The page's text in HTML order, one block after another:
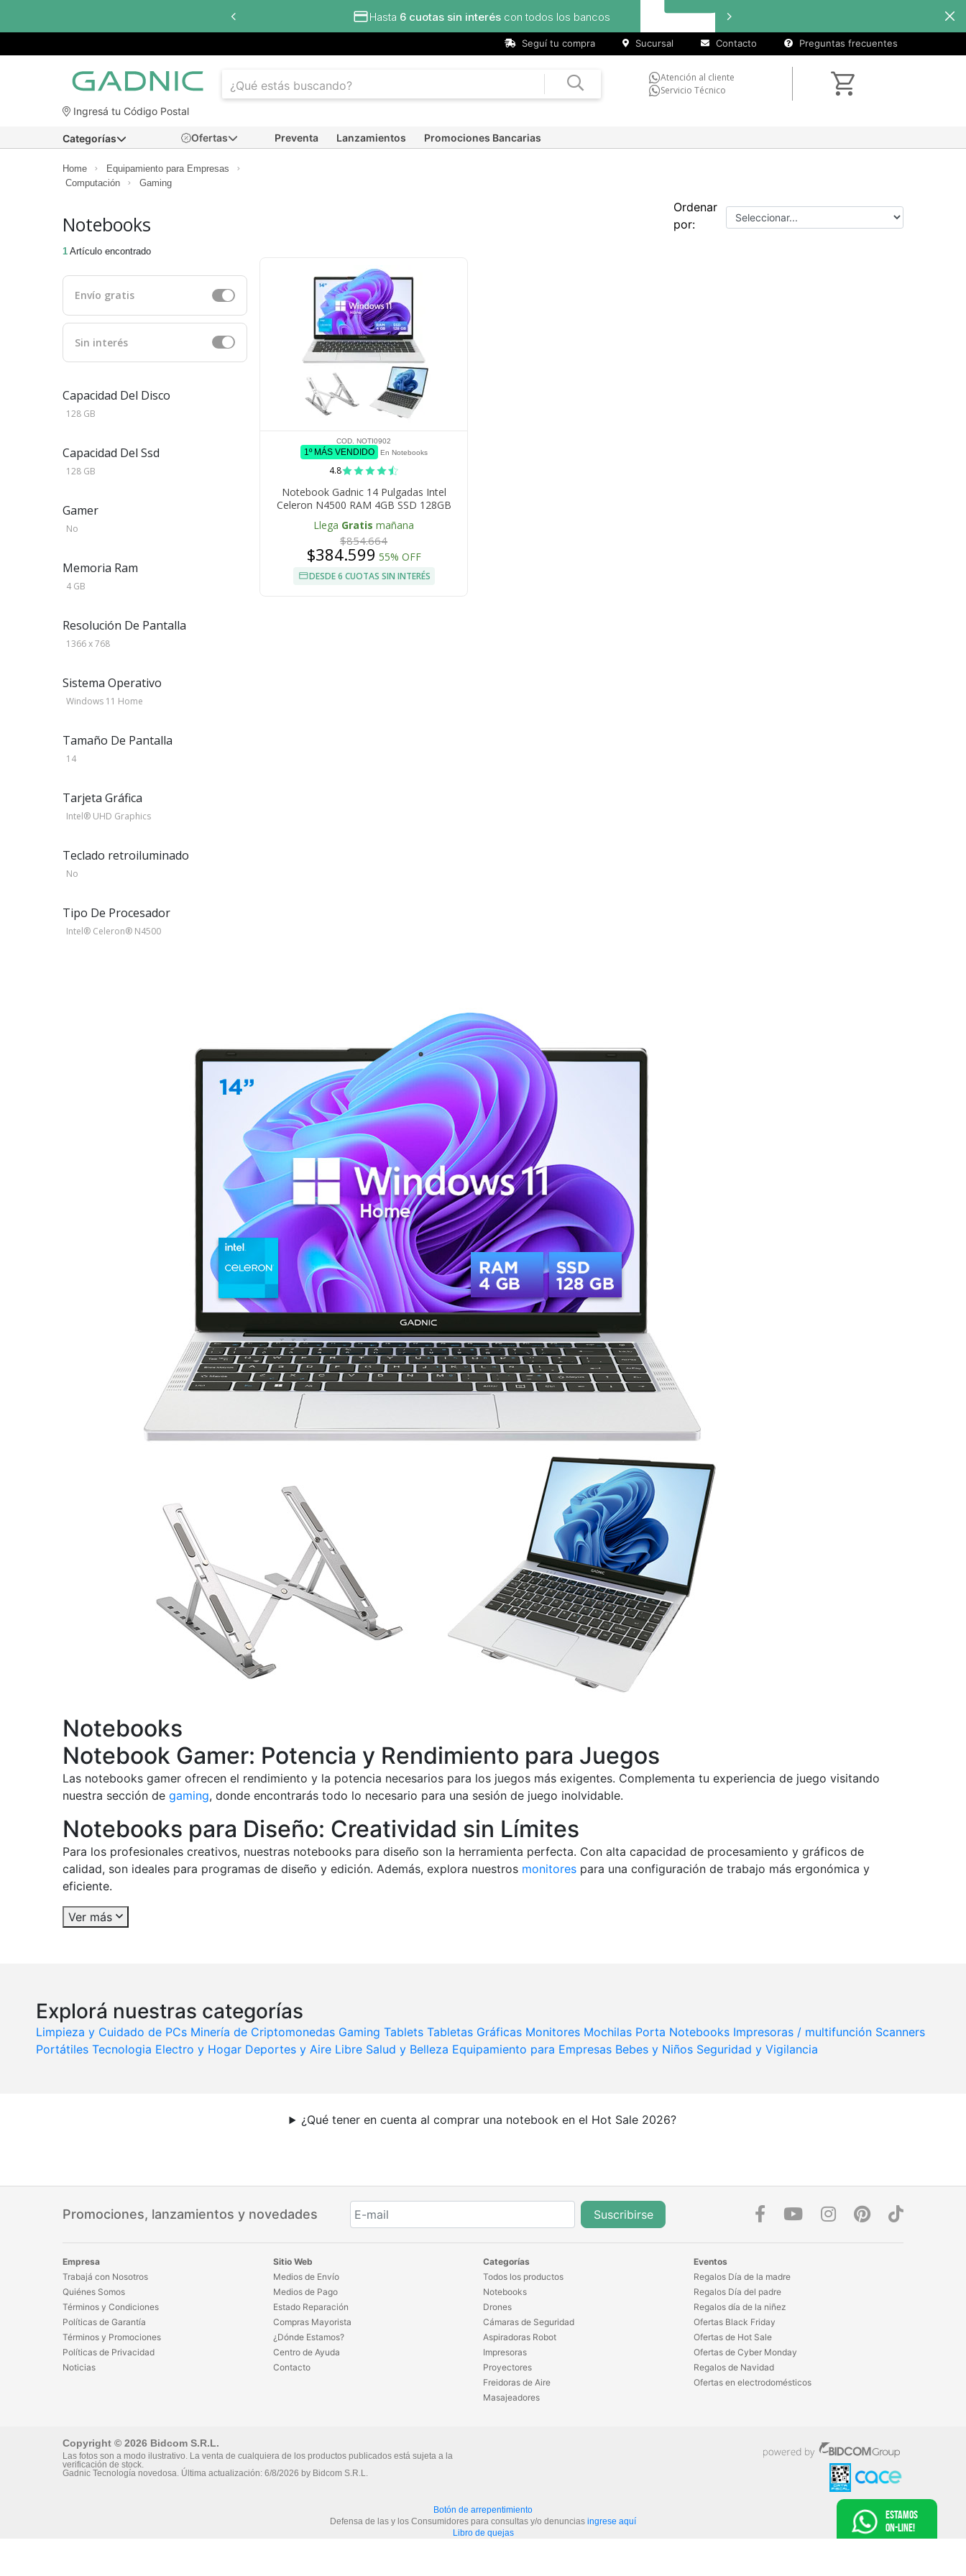
Hasta 6 cuotas sin interés con todos los bancos
Seguí tu compra Sucursal Contacto Preguntas frecuentes
Atención al cliente
Servicio Técnico
Ingresá tu Código Postal
Ofertas Preventa Lanzamientos Promociones Bancarias
Categorías
Home
Equipamiento para Empresas
Computación
Gaming
Notebooks
1 Artículo encontrado
Envío gratis
Sin interés
Capacidad Del Disco
128 GB
Capacidad Del Ssd
128 GB
Gamer
No
Memoria Ram
4 GB
Resolución De Pantalla
1366 x 768
Sistema Operativo
Windows 11 Home
Tamaño De Pantalla
14
Tarjeta Gráfica
Intel® UHD Graphics
Teclado retroiluminado
No
Tipo De Procesador
Intel® Celeron® N4500
Ordenar
por:
COD. NOTI0902
1º MÁS VENDIDO En Notebooks
4.8
Notebook Gadnic 14 Pulgadas Intel
Celeron N4500 RAM 4GB SSD 128GB
Cámara Frontal + Soporte
Llega Gratis mañana
$854.664
$384.599 55% OFF
DESDE 6 CUOTAS SIN INTERÉS
Estamos
On-Line!
Notebooks
Notebook Gamer: Potencia y Rendimiento para Juegos
Las notebooks gamer ofrecen el rendimiento y la potencia necesarios para los juegos más exigentes. Complementa tu experiencia de juego visitando
nuestra sección de gaming, donde encontrarás todo lo necesario para una sesión de juego inolvidable.
Notebooks para Diseño: Creatividad sin Límites
Para los profesionales creativos, nuestras notebooks para diseño son la herramienta perfecta. Con alta capacidad de procesamiento y gráficos de
calidad, son ideales para programas de diseño y edición. Además, explora nuestros monitores para una configuración de trabajo más ergonómica y
eficiente.
Ver más
Explorá nuestras categorías
Limpieza y Cuidado de PCs Minería de Criptomonedas Gaming Tablets Tabletas Gráficas Monitores Mochilas Porta Notebooks Impresoras / multifunción Scanners
Portátiles Tecnologia Electro y Hogar Deportes y Aire Libre Salud y Belleza Equipamiento para Empresas Bebes y Niños Seguridad y Vigilancia
¿Qué tener en cuenta al comprar una notebook en el Hot Sale 2026?
Promociones, lanzamientos y novedades Suscribirse
Empresa
Trabajá con Nosotros
Quiénes Somos
Términos y Condiciones
Políticas de Garantía
Términos y Promociones
Políticas de Privacidad
Noticias
Sitio Web
Medios de Envío
Medios de Pago
Estado Reparación
Compras Mayorista
¿Dónde Estamos?
Centro de Ayuda
Contacto
Categorías
Todos los productos
Notebooks
Drones
Cámaras de Seguridad
Aspiradoras Robot
Impresoras
Proyectores
Freidoras de Aire
Masajeadores
Eventos
Regalos Día de la madre
Regalos Día del padre
Regalos día de la niñez
Ofertas Black Friday
Ofertas de Hot Sale
Ofertas de Cyber Monday
Regalos de Navidad
Ofertas en electrodomésticos
Copyright © 2026 Bidcom S.R.L.
Las fotos son a modo ilustrativo. La venta de cualquiera de los productos publicados está sujeta a la
verificación de stock.
Gadnic Tecnología novedosa. Última actualización: 6/8/2026 by Bidcom S.R.L.
Botón de arrepentimiento
Defensa de las y los Consumidores para consultas y/o denuncias ingrese aquí
Libro de quejas